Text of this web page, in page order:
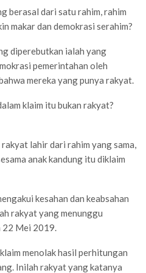
berasal dari satu rahim, rahim
makar dan demokrasi serahim?
diperebutkan ialah yang
pemerintahan oleh
mereka yang punya rakyat.
klaim itu bukan rakyat?
lahir dari rahim yang sama,
anak kandung itu diklaim
kesahan dan keabsahan
rakyat yang menunggu
22 Mei 2019.
menolak hasil perhitungan
Inilah rakyat yang katanya